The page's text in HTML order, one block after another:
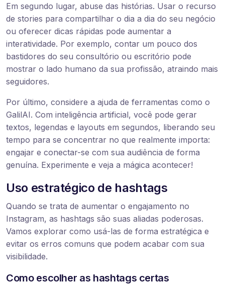
Em segundo lugar, abuse das histórias. Usar o recurso
de stories para compartilhar o dia a dia do seu negócio
ou oferecer dicas rápidas pode aumentar a
interatividade. Por exemplo, contar um pouco dos
bastidores do seu consultório ou escritório pode
mostrar o lado humano da sua profissão, atraindo mais
seguidores.
Por último, considere a ajuda de ferramentas como o
GalilAI. Com inteligência artificial, você pode gerar
textos, legendas e layouts em segundos, liberando seu
tempo para se concentrar no que realmente importa:
engajar e conectar-se com sua audiência de forma
genuína. Experimente e veja a mágica acontecer!
Uso estratégico de hashtags
Quando se trata de aumentar o engajamento no
Instagram, as hashtags são suas aliadas poderosas.
Vamos explorar como usá-las de forma estratégica e
evitar os erros comuns que podem acabar com sua
visibilidade.
Como escolher as hashtags certas